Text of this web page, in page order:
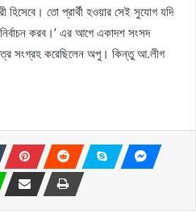
তো প্রার্থী হওয়ার সেই সুযোগ যদি
করব।’ এর আগে একাদশ সংসদ
সংগ্রহ করেছিলেন অপু। কিন্তু আ.লীগ